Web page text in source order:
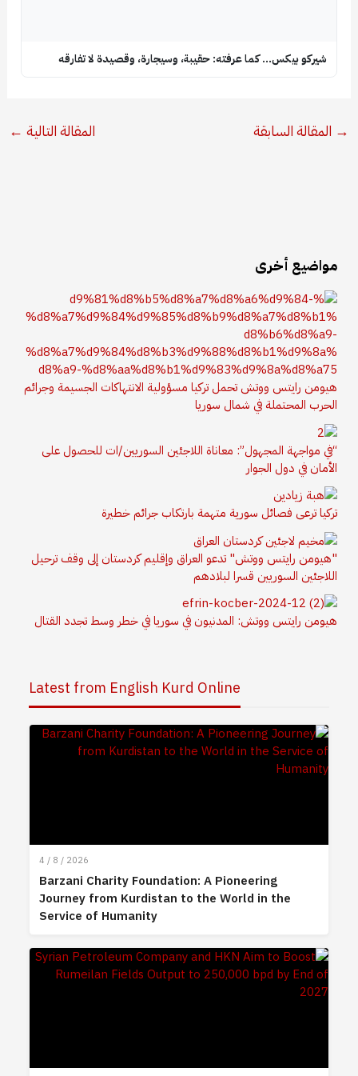
شيركو بيكس… كما عرفته: حقيبة، وسيجارة، وقصيدة لا تفارقه
→ المقالة السابقة المقالة التالية ←
مواضيع أخرى
هيومن رايتس ووتش تحمل تركيا مسؤولية الانتهاكات الجسيمة وجرائم
الحرب المحتملة في شمال سوريا
“في مواجهة المجهول”: معاناة اللاجئين السوريين/ات للحصول على
الأمان في دول الجوار
تركيا ترعى فصائل سورية متهمة بارتكاب جرائم خطيرة
"هيومن رايتس ووتش" تدعو العراق وإقليم كردستان إلى وقف ترحيل
اللاجئين السوريين قسرا لبلادهم
هيومن رايتس ووتش: المدنيون في سوريا في خطر وسط تجدد القتال
Latest from English Kurd Online
4 / 8 / 2026
Barzani Charity Foundation: A Pioneering
Journey from Kurdistan to the World in the
Service of Humanity